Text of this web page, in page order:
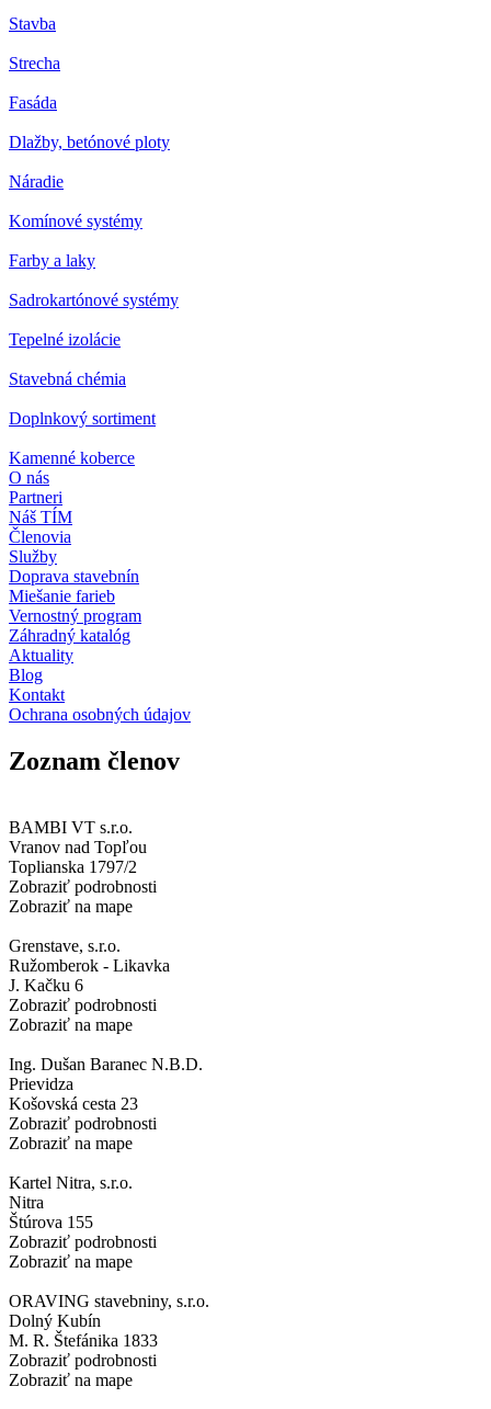
Stavba
Strecha
Fasáda
Dlažby, betónové ploty
Náradie
Komínové systémy
Farby a laky
Sadrokartónové systémy
Tepelné izolácie
Stavebná chémia
Doplnkový sortiment
Kamenné koberce
O nás
Partneri
Náš TÍM
Členovia
Služby
Doprava stavebnín
Miešanie farieb
Vernostný program
Záhradný katalóg
Aktuality
Blog
Kontakt
Ochrana osobných údajov
Zoznam členov
BAMBI VT s.r.o.
Vranov nad Topľou
Toplianska 1797/2
Zobraziť podrobnosti
Zobraziť na mape
Grenstave, s.r.o.
Ružomberok - Likavka
J. Kačku 6
Zobraziť podrobnosti
Zobraziť na mape
Ing. Dušan Baranec N.B.D.
Prievidza
Košovská cesta 23
Zobraziť podrobnosti
Zobraziť na mape
Kartel Nitra, s.r.o.
Nitra
Štúrova 155
Zobraziť podrobnosti
Zobraziť na mape
ORAVING stavebniny, s.r.o.
Dolný Kubín
M. R. Štefánika 1833
Zobraziť podrobnosti
Zobraziť na mape